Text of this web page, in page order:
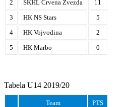
2
SKHL Crvena Zvezda
11
3
HK NS Stars
5
4
HK Vojvodina
2
5
HK Marbo 0
Tabela U14 2019/20
Team PTS